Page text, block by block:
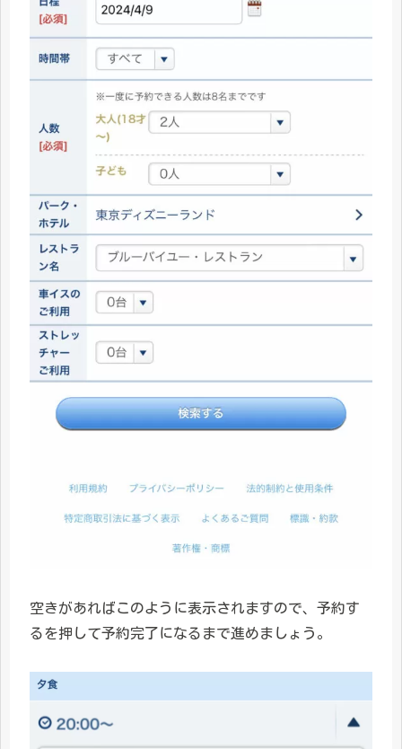
空きがあればこのように表示されますので、予約す
るを押して予約完了になるまで進めましょう。